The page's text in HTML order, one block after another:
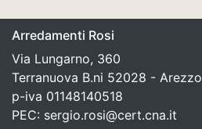
Arredamenti Rosi
Via Lungarno, 360
Terranuova B.ni 52028 - Arezzo
p-iva 01148140518
PEC: sergio.rosi@cert.cna.it